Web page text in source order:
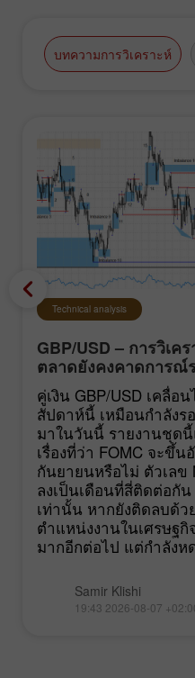
บทความการวิเคราะห์
Technical analysis
GBP/USD – การวิเค
ตลาดยังคงคาดการณ์
นโยบายของ FOMC
คู่เงิน GBP/USD เคลื่
สัปดาห์นี้ เหมือนกำลัง
มาในวันนี้ รายงานชุด
เรื่องที่ว่า FOMC จะขึ้น
กันยายนหรือไม่ ตัวเลข
ลงเป็นเดือนที่สี่ติดต่อกั
เท่านั้น หากยังติดลบด้
ตำแหน่งงานในเศรษฐ
มากอีกต่อไป แต่กำลังห
Samir Klishi
19:43 2026-08-07